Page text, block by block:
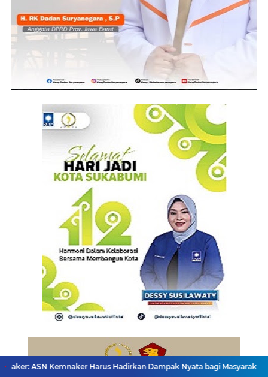
Harus Hadirkan Dampak Nyata bagi Masyarakat DPRD dan